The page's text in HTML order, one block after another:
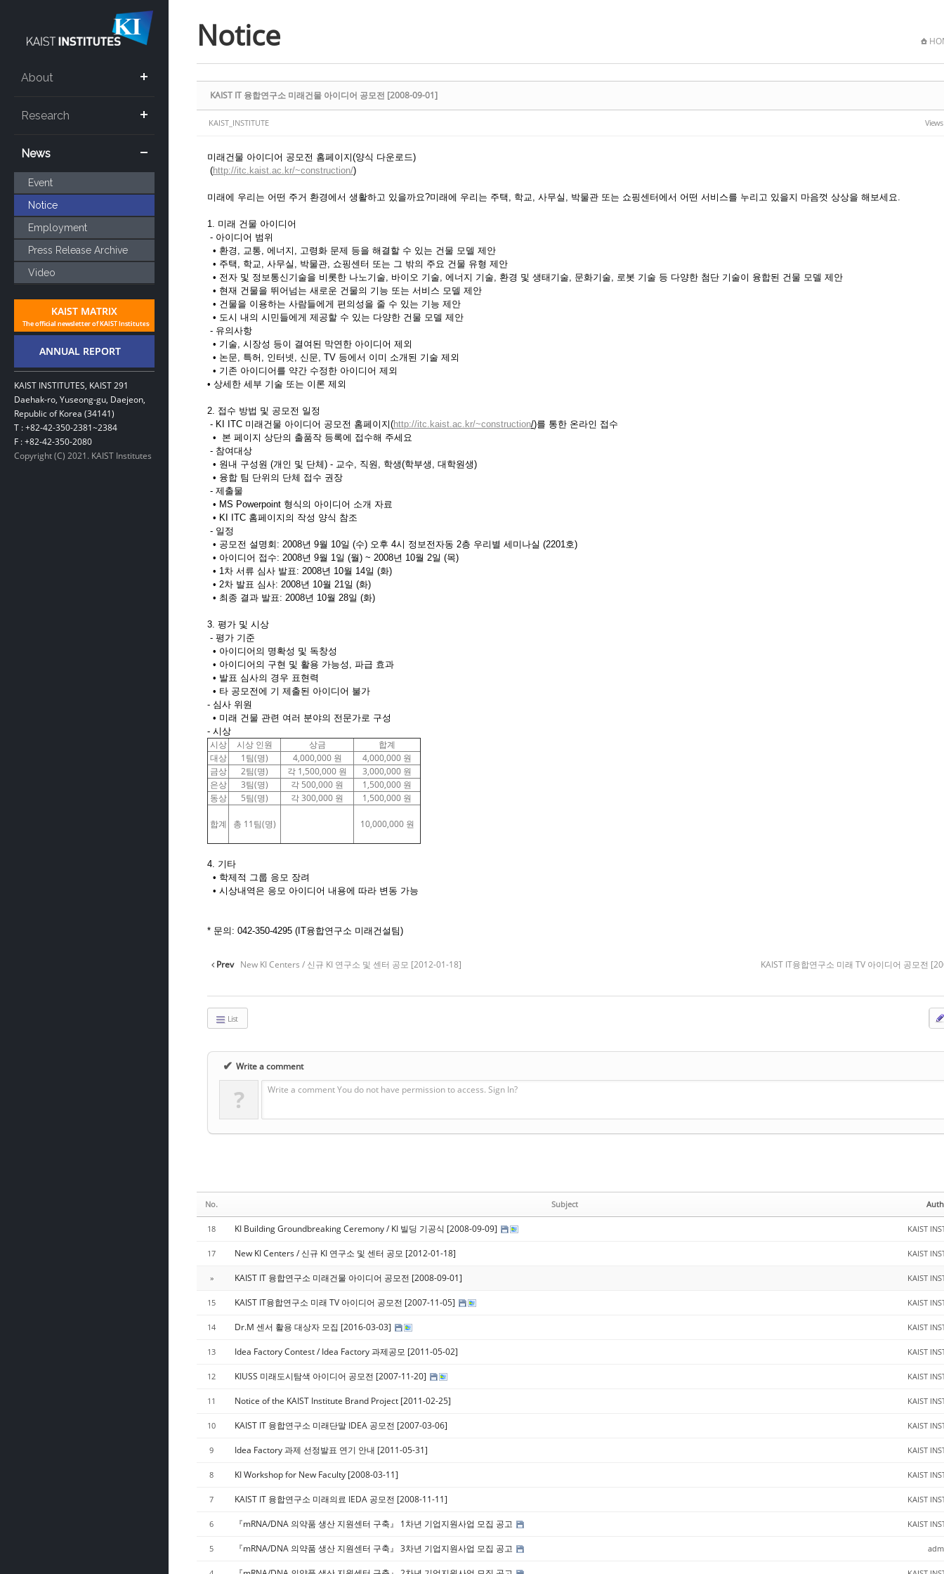
About
Research
News
Event
Notice
Employment
Press Release Archive
Video
KAIST INSTITUTES, KAIST 291
Daehak-ro, Yuseong-gu, Daejeon,
Republic of Korea (34141)
T : +82-42-350-2381~2384
F : +82-42-350-2080
Copyright (C) 2021. KAIST Institutes
Notice
KAIST IT 융합연구소 미래건물 아이디어 공모전 [2008-09-01]
KAIST_INSTITUTE Views
미래건물 아이디어 공모전 홈페이지(양식 다운로드)
(http://itc.kaist.ac.kr/~construction/)
미래에 우리는 어떤 주거 환경에서 생활하고 있을까요?미래에 우리는 주택, 학교, 사무실, 박물관 또는 쇼핑센터에서 어떤 서비스를 누리고 있을지 마음껏 상상을 해보세요.
1. 미래 건물 아이디어
- 아이디어 범위
• 환경, 교통, 에너지, 고령화 문제 등을 해결할 수 있는 건물 모델 제안
• 주택, 학교, 사무실, 박물관, 쇼핑센터 또는 그 밖의 주요 건물 유형 제안
• 전자 및 정보통신기술을 비롯한 나노기술, 바이오 기술, 에너지 기술, 환경 및 생태기술, 문화기술, 로봇 기술 등 다양한 첨단 기술이 융합된 건물 모델 제안
• 현재 건물을 뛰어넘는 새로운 건물의 기능 또는 서비스 모델 제안
• 건물을 이용하는 사람들에게 편의성을 줄 수 있는 기능 제안
• 도시 내의 시민들에게 제공할 수 있는 다양한 건물 모델 제안
- 유의사항
• 기술, 시장성 등이 결여된 막연한 아이디어 제외
• 논문, 특허, 인터넷, 신문, TV 등에서 이미 소개된 기술 제외
• 기존 아이디어를 약간 수정한 아이디어 제외
• 상세한 세부 기술 또는 이론 제외
2. 접수 방법 및 공모전 일정
- KI ITC 미래건물 아이디어 공모전 홈페이지(http://itc.kaist.ac.kr/~construction/)를 통한 온라인 접수
• 본 페이지 상단의 출품작 등록에 접수해 주세요
- 참여대상
• 원내 구성원 (개인 및 단체) - 교수, 직원, 학생(학부생, 대학원생)
• 융합 팀 단위의 단체 접수 권장
- 제출물
• MS Powerpoint 형식의 아이디어 소개 자료
• KI ITC 홈페이지의 작성 양식 참조
- 일정
• 공모전 설명회: 2008년 9월 10일 (수) 오후 4시 정보전자동 2층 우리별 세미나실 (2201호)
• 아이디어 접수: 2008년 9월 1일 (월) ~ 2008년 10월 2일 (목)
• 1차 서류 심사 발표: 2008년 10월 14일 (화)
• 2차 발표 심사: 2008년 10월 21일 (화)
• 최종 결과 발표: 2008년 10월 28일 (화)
3. 평가 및 시상
- 평가 기준
• 아이디어의 명확성 및 독창성
• 아이디어의 구현 및 활용 가능성, 파급 효과
• 발표 심사의 경우 표현력
• 타 공모전에 기 제출된 아이디어 불가
- 심사 위원
• 미래 건물 관련 여러 분야의 전문가로 구성
- 시상
시상 시상 인원 상금
합계
대상
1팀(명) 4,000,000 원
4,000,000 원
금상
2팀(명) 각 1,500,000 원
3,000,000 원
은상
3팀(명) 각 500,000 원
1,500,000 원
동상
5팀(명) 각 300,000 원 1,500,000 원
합계 총 11팀(명) 10,000,000 원
4. 기타
• 학제적 그룹 응모 장려
• 시상내역은 응모 아이디어 내용에 따라 변동 가능
* 문의: 042-350-4295 (IT융합연구소 미래건설팀)
Prev New KI Centers / 신규 KI 연구소 및 센터 공모 [2012-01-18] KAIST IT융합연구소 미래 TV 아이디어 공모전
List
✔ Write a comment
? Write a comment You do not have permission to access. Sign In?
No. Subject
18 KI Building Groundbreaking Ceremony / KI 빌딩 기공식 [2008-09-09] KAIST
17 New KI Centers / 신규 KI 연구소 및 센터 공모 [2012-01-18] KAIST
» KAIST IT 융합연구소 미래건물 아이디어 공모전 [2008-09-01] KAIST
15 KAIST IT융합연구소 미래 TV 아이디어 공모전 [2007-11-05] KAIST
14 Dr.M 센서 활용 대상자 모집 [2016-03-03] KAIST
13 Idea Factory Contest / Idea Factory 과제공모 [2011-05-02] KAIST
12 KIUSS 미래도시탐색 아이디어 공모전 [2007-11-20] KAIST
11 Notice of the KAIST Institute Brand Project [2011-02-25] KAIST
10 KAIST IT 융합연구소 미래단말 IDEA 공모전 [2007-03-06] KAIST
9 Idea Factory 과제 선정발표 연기 안내 [2011-05-31] KAIST
8 KI Workshop for New Faculty [2008-03-11] KAIST
7 KAIST IT 융합연구소 미래의료 IEDA 공모전 [2008-11-11] KAIST
6 『mRNA/DNA 의약품 생산 지원센터 구축』 1차년 기업지원사업 모집 공고 KAIST
5 『mRNA/DNA 의약품 생산 지원센터 구축』 3차년 기업지원사업 모집 공고